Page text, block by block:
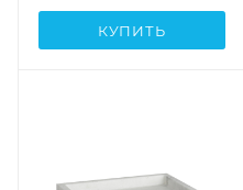
КУПИТЬ